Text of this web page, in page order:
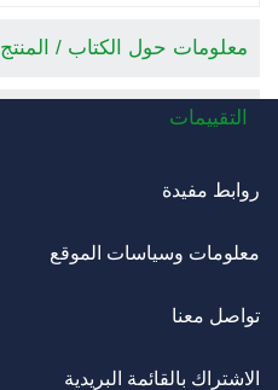
معلومات حول الكتاب / المنتج
التقييمات
روابط مفيدة
معلومات وسياسات الموقع
تواصل معنا
الاشتراك بالقائمة البريدية